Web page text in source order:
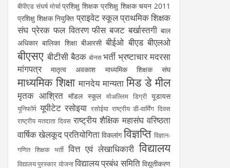
बीपीएड संघर्ष मोर्चा प्रशिक्षु शिक्षक प्रशिक्षु शिक्षक चयन 2011
प्रशिक्षु शिक्षक नियुक्ति प्राइवेट स्कूलप्राथमिक शिक्षक
संघ प्रेरक फल वितरण फीस बजट बर्खास्तगी बाल
अधिकार बालिका शिक्षा बीआरसी बीईओ बीएड बीएलओ
बीएसए बीटीसी बैठक बोनस भर्ती भ्रष्टाचार मदरसा
मांगपत्र
मातृत्व अवकाश माध्यमिक शिक्षक संघ
माध्यमिक शिक्षा मानदेय मान्यता मिड डे मील
मृतक आश्रित मॉडल स्कूल मोअल्लिम डिग्री यूडायस
यूनिफॉर्म यूपीटेट रसोइया रसोईया राष्ट्रीय डी-वार्मिंग दिवस
राष्ट्रीय मतदाता दिवस राष्ट्रीय शैक्षिक महासंघ वरिष्ठता
वार्षिक खेलकूद प्रतियोगिता विकलांग विज्ञप्ति विज्ञान-
गणित शिक्षक भर्ती वित्त एवं लेखाधिकारी विद्यालय
विद्यालय पुरस्कार योजनाविद्यालय प्रबंध समिति विद्युतीकरण